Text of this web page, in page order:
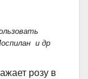
и др
розу в